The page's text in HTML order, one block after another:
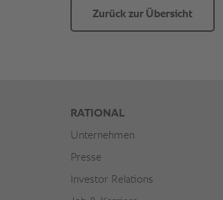
Zurück zur Übersicht